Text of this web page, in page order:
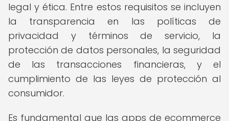
legal y ética. Entre estos requisitos se incluyen
la transparencia en las políticas de
privacidad y términos de servicio, la
protección de datos personales, la seguridad
de las transacciones financieras, y el
cumplimiento de las leyes de protección al
consumidor.
Es fundamental que las apps de ecommerce